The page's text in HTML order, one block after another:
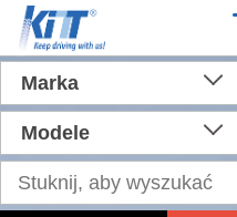
Marka
Modele